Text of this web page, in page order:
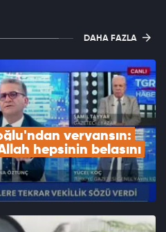
DAHA FAZLA
veryansın:
hepsinin belasını